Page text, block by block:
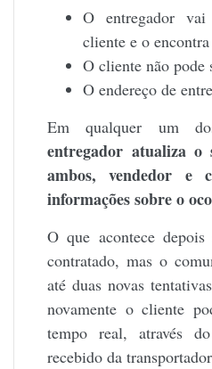
O entregador
cliente e o
O cliente não pode
O endereço de
Em qualquer um
entregador atualiza o
ambos, vendedor e
informações sobre o
O que acontece
contratado, mas o
até duas novas
novamente o cliente
tempo real, através
recebido da